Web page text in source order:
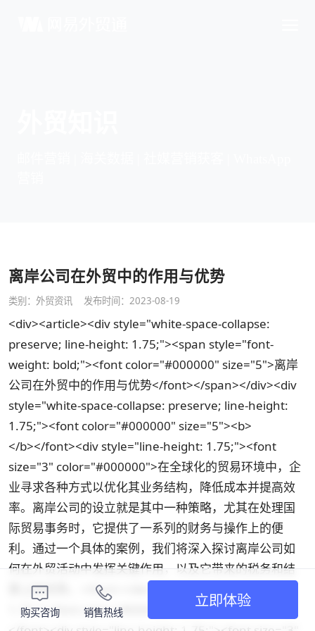
离岸公司在外贸中的作用与优势
类别： 外贸资讯 发布时间：2023-08-19
<div><article><div style="white-space-collapse:
preserve; line-height: 1.75;"><span style="font-
weight: bold;"><font color="#000000" size="5">离岸
公司在外贸中的作用与优势</font></span></div><div
style="white-space-collapse: preserve; line-height:
1.75;"><font color="#000000" size="5"><b>
</b></font><div style="line-height: 1.75;"><font
size="3" color="#000000">在全球化的贸易环境中，企
业寻求各种方式以优化其业务结构，降低成本并提高效
率。离岸公司的设立就是其中一种策略，尤其在处理国
际贸易事务时，它提供了一系列的财务与操作上的便
利。通过一个具体的案例，我们将深入探讨离岸公司如
何在外贸活动中发挥关键作用，以及它带来的税务和结
算上的优势。</font></div><div style="line-height:
1.75;"><font color="#000000" size="3">
购买咨询 销售热线
立即体验